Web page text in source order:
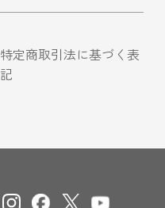
特定商取引法に基づく表
記